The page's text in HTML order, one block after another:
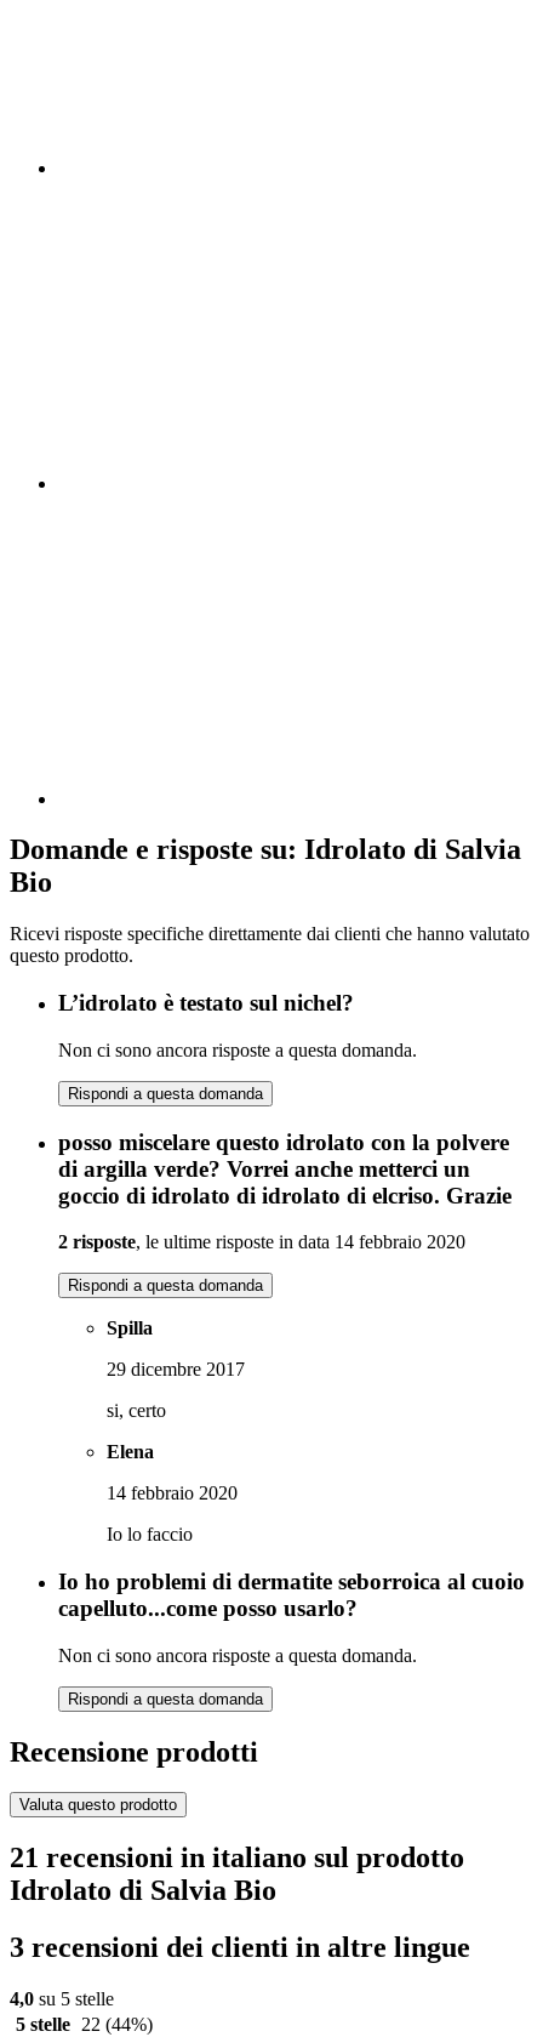
Domande e risposte su: Idrolato di Salvia
Bio
Ricevi risposte specifiche direttamente dai clienti che hanno valutato
questo prodotto.
L’idrolato è testato sul nichel?
Non ci sono ancora risposte a questa domanda.
Rispondi a questa domanda
posso miscelare questo idrolato con la polvere
di argilla verde? Vorrei anche metterci un
goccio di idrolato di idrolato di elcriso. Grazie
2 risposte, le ultime risposte in data 14 febbraio 2020
Rispondi a questa domanda
Spilla
29 dicembre 2017
si, certo
Elena
14 febbraio 2020
Io lo faccio
Io ho problemi di dermatite seborroica al cuoio
capelluto...come posso usarlo?
Non ci sono ancora risposte a questa domanda.
Rispondi a questa domanda
Recensione prodotti
Valuta questo prodotto
21 recensioni in italiano sul prodotto
Idrolato di Salvia Bio
3 recensioni dei clienti in altre lingue
4,0 su 5 stelle
5 stelle
22 (44%)